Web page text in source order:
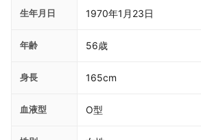
生年月日 1970年1月23日
年齢 56歳
身長 165cm
血液型 O型